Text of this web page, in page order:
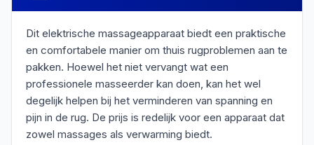
Dit elektrische massageapparaat biedt een praktische
en comfortabele manier om thuis rugproblemen aan te
pakken. Hoewel het niet vervangt wat een
professionele masseerder kan doen, kan het wel
degelijk helpen bij het verminderen van spanning en
pijn in de rug. De prijs is redelijk voor een apparaat dat
zowel massages als verwarming biedt.